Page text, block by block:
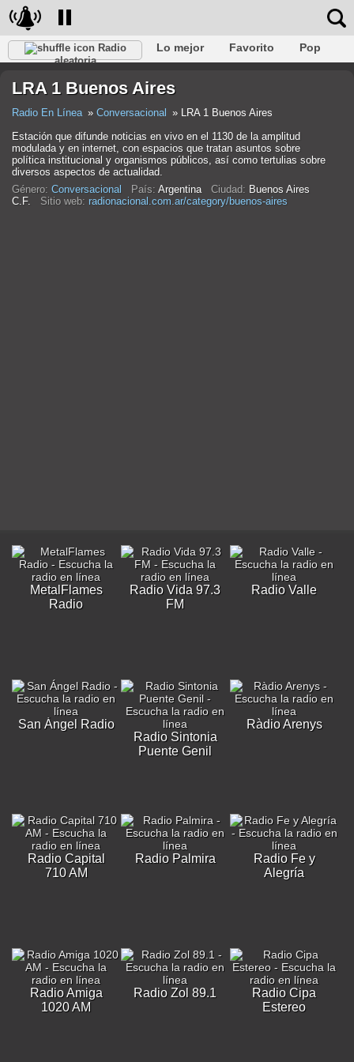
Radio
aleatoria
Lo mejor Favorito
Pop
Rap
Trans Falk Jazz
LRA 1 Buenos Aires
Radio En Línea Conversacional
LRA 1 Buenos Aires
Estación que difunde noticias en vivo en el 1130 de la amplitud
modulada y en internet, con espacios que tratan asuntos sobre
política institucional y organismos públicos, así como tertulias sobre
diversos aspectos de actualidad.
Género: Conversacional País: Argentina Ciudad: Buenos Aires
C.F. Sitio web: radionacional.com.ar/category/buenos-aires
MetalFlames
Radio
Radio Vida 97.3
FM
Radio Valle
San Ángel Radio
Radio Sintonia
Puente Genil
Ràdio Arenys
Radio Capital
710 AM
Radio Palmira
Radio Fe y
Alegría
Radio Amiga
1020 AM
Radio Zol 89.1
Radio Cipa
Estereo